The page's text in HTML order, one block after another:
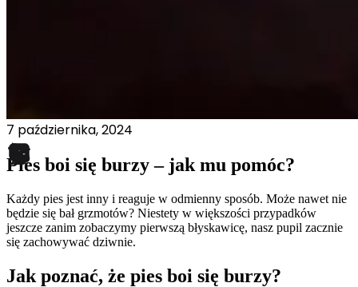
7 października, 2024
Pies boi się burzy – jak mu pomóc?
Każdy pies jest inny i reaguje w odmienny sposób. Może nawet nie
będzie się bał grzmotów? Niestety w większości przypadków
jeszcze zanim zobaczymy pierwszą błyskawicę, nasz pupil zacznie
się zachowywać dziwnie.
Jak poznać, że pies boi się burzy?